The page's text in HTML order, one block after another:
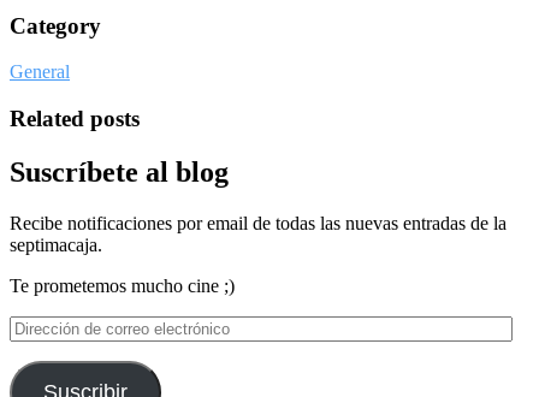
Category
General
Related posts
Suscríbete al blog
Recibe notificaciones por email de todas las nuevas entradas de la
septimacaja.
Te prometemos mucho cine ;)
Dirección
de
correo
electrónico